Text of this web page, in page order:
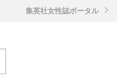
集英社女性誌ポータル